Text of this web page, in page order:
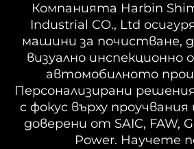
Компанията Harbin
Industrial CO., Ltd
машини за почистване,
визуално инспекционно
автомобилното
Персонализирани
с фокус върху
доверени от SAIC, FAW,
Power. Научете